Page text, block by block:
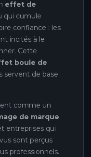
effet de
qui cumule
confiance : les
incités à le
Cette
boule de
servent de base
comme un
de marque.
entreprises qui
sont perçus
professionnels.